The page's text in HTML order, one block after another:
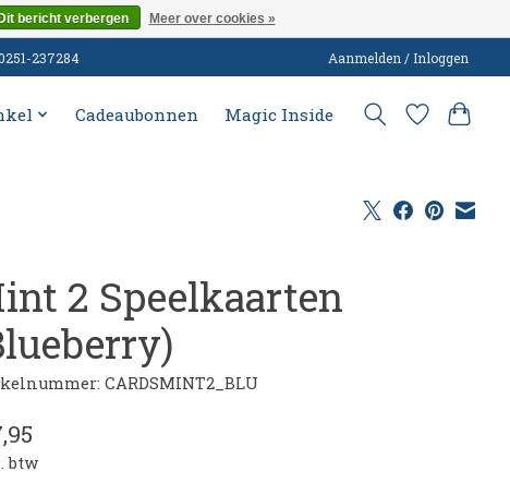
237284 Aanmelden / Inloggen
Cadeaubonnen Magic Inside
2 Speelkaarten
CARDSMINT2_BLU
btw
Dit bericht verbergen Meer over cookies »